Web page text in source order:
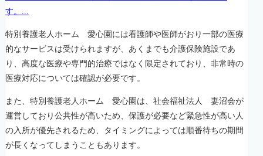
す。...
特別養護老人ホーム 愛心園には看護師や医師がおり一部の医療
的なサービスは受けられますが、あくまでも介護保険施設であ
り、高度な医療や専門的治療ではなく限定されており、非常時の
医療対応については確認が必要です。
また、特別養護老人ホーム 愛心園は、社会福祉法人 妻沼会が
運営しており公共性が高いため、保護が必要など緊急性が高い人
の入所が優先されるため、タイミングによっては順番待ちの期間
が長くなってしまうこともあります。